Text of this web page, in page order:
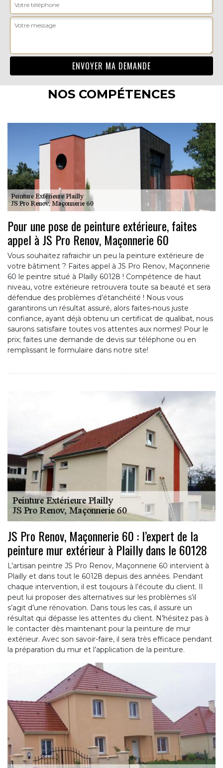
NOS COMPÉTENCES
Pour une pose de peinture extérieure, faites
appel à JS Pro Renov, Maçonnerie 60
Vous souhaitez rafraichir un peu la peinture extérieure de
votre bâtiment ? Faites appel à JS Pro Renov, Maçonnerie
60 le peintre situé à Plailly 60128 ! Compétence de haut
niveau, votre extérieure retrouvera toute sa beauté et sera
défendue des problèmes d’étanchéité ! Nous vous
garantirons un résultat assuré, alors faites-nous juste
confiance, ayant déjà obtenu un certificat de qualibat, nous
saurons satisfaire toutes vos attentes aux normes! Pour le
prix; faites une demande de devis sur téléphone ou en
remplissant le formulaire dans notre site!
JS Pro Renov, Maçonnerie 60 : l’expert de la
peinture mur extérieur à Plailly dans le 60128
L’artisan peintre JS Pro Renov, Maçonnerie 60 intervient à
Plailly et dans tout le 60128 depuis des années. Pendant
chaque intervention, il est toujours à l’écoute du client. Il
peut lui proposer des alternatives sur les problèmes s’il
s’agit d’une rénovation. Dans tous les cas, il assure un
résultat qui dépasse les attentes du client. N’hésitez pas à
le contacter dès maintenant pour la peinture de mur
extérieur. Avec son savoir-faire, il sera très efficace pendant
la préparation du mur et l’application de la peinture.